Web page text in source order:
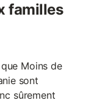
familles
Moins de
sont
sûrement